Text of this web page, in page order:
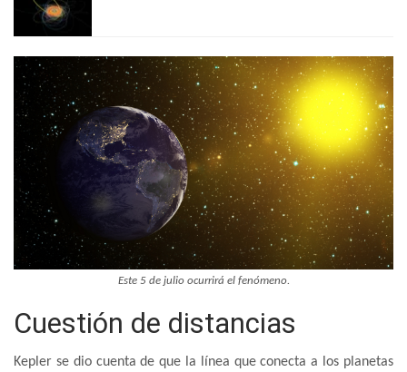
Este 5 de julio ocurrirá el fenómeno.
Cuestión de distancias
Kepler se dio cuenta de que la línea que conecta a los planetas